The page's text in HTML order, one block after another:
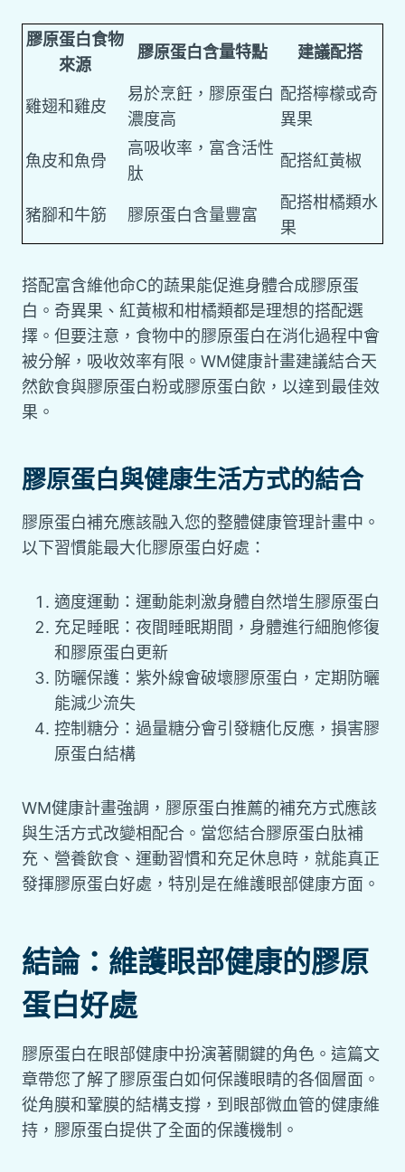
膠原蛋白食物
來源
膠原蛋白含量特點 建議配搭
雞翅和雞皮
易於烹飪，膠原蛋白
濃度高
配搭檸檬或奇
異果
魚皮和魚骨
高吸收率，富含活性
肽
配搭紅黃椒
豬腳和牛筋 膠原蛋白含量豐富
配搭柑橘類水
果
搭配富含維他命C的蔬果能促進身體合成膠原蛋
白。奇異果、紅黃椒和柑橘類都是理想的搭配選
擇。但要注意，食物中的膠原蛋白在消化過程中會
被分解，吸收效率有限。WM健康計畫建議結合天
然飲食與膠原蛋白粉或膠原蛋白飲，以達到最佳效
果。
膠原蛋白與健康生活方式的結合
膠原蛋白補充應該融入您的整體健康管理計畫中。
以下習慣能最大化膠原蛋白好處：
適度運動：運動能刺激身體自然增生膠原蛋白
充足睡眠：夜間睡眠期間，身體進行細胞修復
和膠原蛋白更新
防曬保護：紫外線會破壞膠原蛋白，定期防曬
能減少流失
控制糖分：過量糖分會引發糖化反應，損害膠
原蛋白結構
WM健康計畫強調，膠原蛋白推薦的補充方式應該
與生活方式改變相配合。當您結合膠原蛋白肽補
充、營養飲食、運動習慣和充足休息時，就能真正
發揮膠原蛋白好處，特別是在維護眼部健康方面。
結論：維護眼部健康的膠原
蛋白好處
膠原蛋白在眼部健康中扮演著關鍵的角色。這篇文
章帶您了解了膠原蛋白如何保護眼睛的各個層面。
從角膜和鞏膜的結構支撐，到眼部微血管的健康維
持，膠原蛋白提供了全面的保護機制。